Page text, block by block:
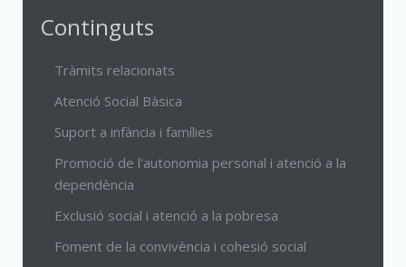
Continguts
Tràmits relacionats
Atenció Social Bàsica
Suport a infància i famílies
Promoció de l'autonomia personal i atenció a la
dependència
Exclusió social i atenció a la pobresa
Foment de la convivència i cohesió social